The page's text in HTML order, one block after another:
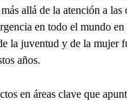
allá de la atención a las
en todo el mundo en
la juventud y de la mujer
años.
en áreas clave que